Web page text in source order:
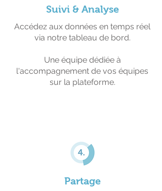
Suivi & Analyse
Accédez aux données en temps réel
via notre tableau de bord.
Une équipe dédiée à
l'accompagnement de vos équipes
sur la plateforme.
Partage